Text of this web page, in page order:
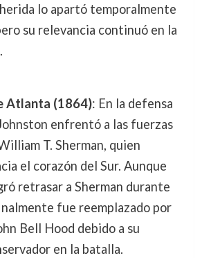
lo apartó temporalmente
su relevancia continuó en la
Atlanta (1864): En la defensa
enfrentó a las fuerzas
T. Sherman, quien
el corazón del Sur. Aunque
retrasar a Sherman durante
fue reemplazado por
Bell Hood debido a su
en la batalla.